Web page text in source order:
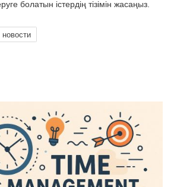
болатын істердің тізімін жасаңыз.
новости